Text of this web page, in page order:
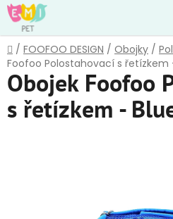
Přejít
na
obsah
Domů
/ FOOFOO DESIGN / Obojky /
Foofoo Polostahovací s řetízkem
Obojek Foofoo
s řetízkem -